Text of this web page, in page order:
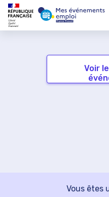
Voir
Vous êtes